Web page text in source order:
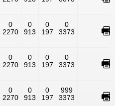
0
2270
0
913
0
197
0
3373
0
2270
0
913
0
197
0
3373
0
2270
0
913
0
197
999
3373